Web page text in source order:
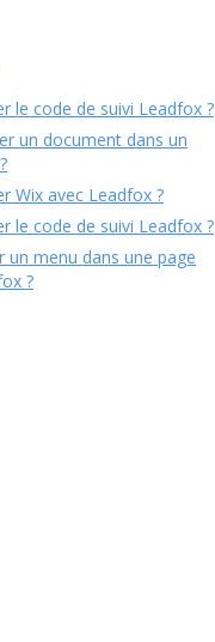
le code de suivi Leadfox ?
un document dans un
Wix avec Leadfox ?
le code de suivi Leadfox ?
menu dans une page
?